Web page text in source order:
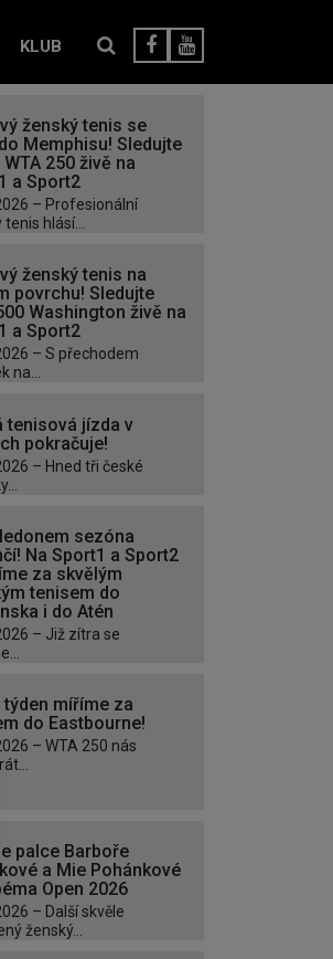
KLUB
ženský tenis se
Memphisu! Sledujte
250 živě na
a Sport2
– Profesionální
hlásí...
ženský tenis na
povrchu! Sledujte
Washington živě na
a Sport2
– S přechodem
na...
tenisová jízda v
pokračuje!
– Hned tři české
sezóna
Na Sport1 a Sport2
za skvělým
tenisem do
i do Atén
– Již zítra se
týden míříme za
do Eastbourne!
– WTA 250 nás
palce Barboře
a Mie Pohánkové
Open 2026
– Další skvěle
ženský...